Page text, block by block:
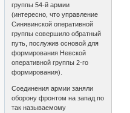
группы 54-й армии
(интересно, что управление
Синявинской оперативной
группы совершило обратный
путь, послужив основой для
формирования Невской
оперативной группы 2-го
формирования).
Соединения армии заняли
оборону фронтом на запад по
так называемому